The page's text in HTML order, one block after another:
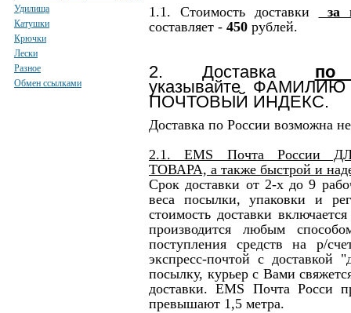
Удилища
Катушки
Крючки
Лески
Разное
Обмен ссылками
1.1. Стоимость доставки
за
составляет - 450 рублей.
2. Доставка по
указывайте
ПОЧТОВЫЙ ИНДЕКС.
Доставка по России возможна
2.1. EMS Почта России
ТОВАРА, а также быстрой и
Срок доставки от 2-х до 9
веса посылки, упаковки и
стоимость доставки
производится любым
поступления средств на р/
экспресс-почтой с
посылку, курьер с Вами
доставки. EMS Почта Росси
превышают 1,5 метра.